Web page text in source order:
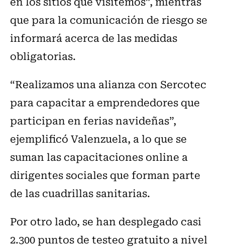
que para la comunicación de riesgo se
informará acerca de las medidas
obligatorias.
“Realizamos una alianza con Sercotec
para capacitar a emprendedores que
participan en ferias navideñas”,
ejemplificó Valenzuela, a lo que se
suman las capacitaciones online a
dirigentes sociales que forman parte
de las cuadrillas sanitarias.
Por otro lado, se han desplegado casi
2.300 puntos de testeo gratuito a nivel